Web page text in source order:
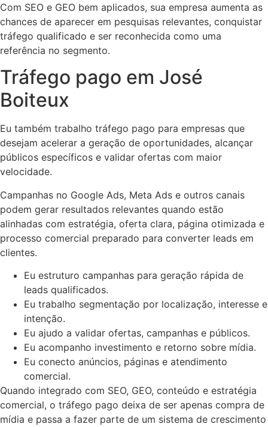
Com SEO e GEO bem aplicados, sua empresa aumenta as
chances de aparecer em pesquisas relevantes, conquistar
tráfego qualificado e ser reconhecida como uma
referência no segmento.
Tráfego pago em José
Boiteux
Eu também trabalho tráfego pago para empresas que
desejam acelerar a geração de oportunidades, alcançar
públicos específicos e validar ofertas com maior
velocidade.
Campanhas no Google Ads, Meta Ads e outros canais
podem gerar resultados relevantes quando estão
alinhadas com estratégia, oferta clara, página otimizada e
processo comercial preparado para converter leads em
clientes.
Eu estruturo campanhas para geração rápida de
leads qualificados.
Eu trabalho segmentação por localização, interesse e
intenção.
Eu ajudo a validar ofertas, campanhas e públicos.
Eu acompanho investimento e retorno sobre mídia.
Eu conecto anúncios, páginas e atendimento
comercial.
Quando integrado com SEO, GEO, conteúdo e estratégia
comercial, o tráfego pago deixa de ser apenas compra de
mídia e passa a fazer parte de um sistema de crescimento